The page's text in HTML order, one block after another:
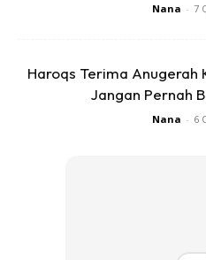
Tengok shelf tu, dah mcm
bawa batang pancing.
Nana - 7
Haroqs Terima Anugerah
Jangan Pernah
Nana - 6